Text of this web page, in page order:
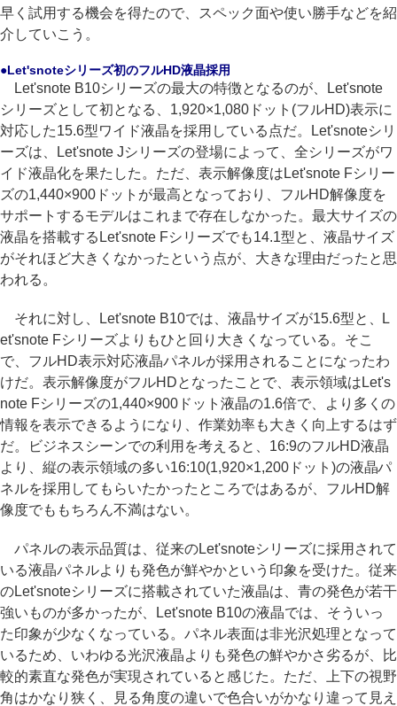
早く試用する機会を得たので、スペック面や使い勝手などを紹
介していこう。
●Let'snoteシリーズ初のフルHD液晶採用
Let'snote B10シリーズの最大の特徴となるのが、Let'snote
シリーズとして初となる、1,920×1,080ドット(フルHD)表示に
対応した15.6型ワイド液晶を採用している点だ。Let'snoteシリ
ーズは、Let'snote Jシリーズの登場によって、全シリーズがワ
イド液晶化を果たした。ただ、表示解像度はLet'snote Fシリー
ズの1,440×900ドットが最高となっており、フルHD解像度を
サポートするモデルはこれまで存在しなかった。最大サイズの
液晶を搭載するLet'snote Fシリーズでも14.1型と、液晶サイズ
がそれほど大きくなかったという点が、大きな理由だったと思
われる。
それに対し、Let'snote B10では、液晶サイズが15.6型と、L
et'snote Fシリーズよりもひと回り大きくなっている。そこ
で、フルHD表示対応液晶パネルが採用されることになったわ
けだ。表示解像度がフルHDとなったことで、表示領域はLet's
note Fシリーズの1,440×900ドット液晶の1.6倍で、より多くの
情報を表示できるようになり、作業効率も大きく向上するはず
だ。ビジネスシーンでの利用を考えると、16:9のフルHD液晶
より、縦の表示領域の多い16:10(1,920×1,200ドット)の液晶パ
ネルを採用してもらいたかったところではあるが、フルHD解
像度でももちろん不満はない。
パネルの表示品質は、従来のLet'snoteシリーズに採用されて
いる液晶パネルよりも発色が鮮やかという印象を受けた。従来
のLet'snoteシリーズに搭載されていた液晶は、青の発色が若干
強いものが多かったが、Let'snote B10の液晶では、そういっ
た印象が少なくなっている。パネル表面は非光沢処理となって
いるため、いわゆる光沢液晶よりも発色の鮮やかさ劣るが、比
較的素直な発色が実現されていると感じた。ただ、上下の視野
角はかなり狭く、見る角度の違いで色合いがかなり違って見え